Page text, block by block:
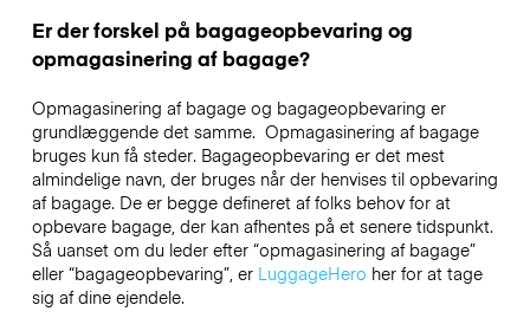
Er der forskel på bagageopbevaring og
opmagasinering af bagage?
Opmagasinering af bagage og bagageopbevaring er
grundlæggende det samme. Opmagasinering af bagage
bruges kun få steder. Bagageopbevaring er det mest
almindelige navn, der bruges når der henvises til opbevaring
af bagage. De er begge defineret af folks behov for at
opbevare bagage, der kan afhentes på et senere tidspunkt.
Så uanset om du leder efter “opmagasinering af bagage”
eller “bagageopbevaring”, erLuggageHero her for at tage
sig af dine ejendele.